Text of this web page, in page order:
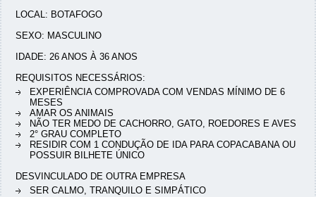
LOCAL: BOTAFOGO
SEXO: MASCULINO
IDADE: 26 ANOS À 36 ANOS
REQUISITOS NECESSÁRIOS:
EXPERIÊNCIA COMPROVADA COM VENDAS MÍNIMO DE 6
MESES
AMAR OS ANIMAIS
NÃO TER MEDO DE CACHORRO, GATO, ROEDORES E AVES
2° GRAU COMPLETO
RESIDIR COM 1 CONDUÇÃO DE IDA PARA COPACABANA OU
POSSUIR BILHETE ÚNICO
DESVINCULADO DE OUTRA EMPRESA
SER CALMO, TRANQUILO E SIMPÁTICO